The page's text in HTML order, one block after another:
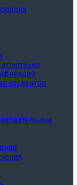
студентов